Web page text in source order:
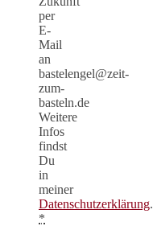
per
E-
Mail
an
bastelengel@zeit-
zum-
basteln.de
Weitere
Infos
findst
Du
in
meiner
Datenschutzerklärung.
*